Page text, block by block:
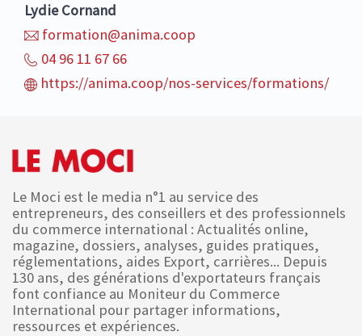
Lydie Cornand
formation@anima.coop
04 96 11 67 66
https://anima.coop/nos-services/formations/
Le Moci est le media n°1 au service des
entrepreneurs, des conseillers et des professionnels
du commerce international : Actualités online,
magazine, dossiers, analyses, guides pratiques,
réglementations, aides Export, carrières... Depuis
130 ans, des générations d'exportateurs français
font confiance au Moniteur du Commerce
International pour partager informations,
ressources et expériences.